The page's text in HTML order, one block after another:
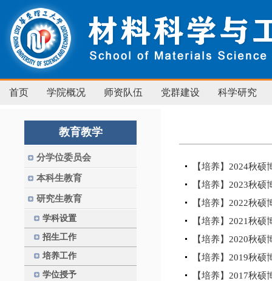
首页 学院概况 师资队伍 党群建设 科学研究
教育教学
分学位委员会
本科生教育
研究生教育
学科设置
招生工作
培养工作
学位授予
【培养】2024秋
【培养】2023秋
【培养】2022秋
【培养】2021秋
【培养】2020秋
【培养】2019秋
【培养】2017秋